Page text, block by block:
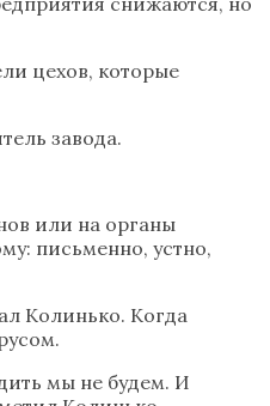
цехов, которые
завода.
или на органы
письменно, устно,
Колинько. Когда
мы не будем. И